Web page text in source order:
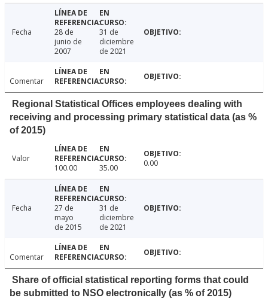
Fecha
28 de
junio de
2007
31 de
diciembre
de 2021
Comentar
Regional Statistical Offices employees dealing with
receiving and processing primary statistical data (as %
of 2015)
Valor
100.00
35.00 0.00
Fecha
27 de
mayo
de 2015
31 de
diciembre
de 2021
Comentar
Share of official statistical reporting forms that could
be submitted to NSO electronically (as % of 2015)